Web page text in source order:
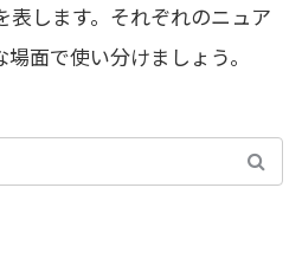
表します。それぞれのニュア
面で使い分けましょう。